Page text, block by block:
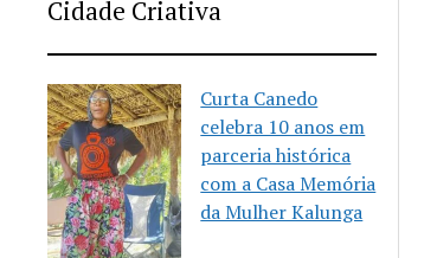
Cidade Criativa
Curta Canedo
celebra 10 anos em
parceria histórica
com a Casa Memória
da Mulher Kalunga